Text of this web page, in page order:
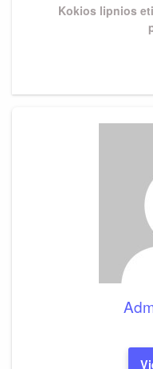
NextKokios lipnios